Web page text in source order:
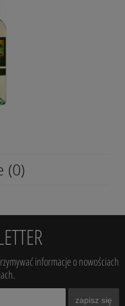
(0)
informacje o nowościach
zapisz się